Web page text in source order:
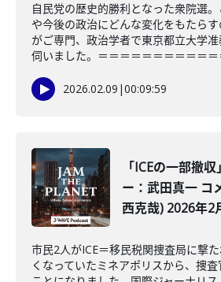
自民党の歴史的勝利となった衆院選
や今後の政治にどんな変化をもたら
がご専門、政治学者で東京都立大学
伺いました。＝＝＝＝＝＝＝＝＝＝＝
2026.02.09 |00:09:59
「ICEの一部撤
ー：武田真一 コ
西克哉) 2026年2
市民2人がICE＝移民税関捜査局に撃
くなっていたミネアポリスから、捜